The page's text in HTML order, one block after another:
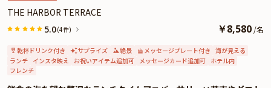
THE HARBOR TERRACE
5.0(4件) ￥8,580 /名
乾杯ドリンク付き サプライズ 絶景 メッセージプレート付き 海が見える
ランチ インスタ映え お祝いアイテム追加可 メッセージカード追加可 ホテル内
フレンチ